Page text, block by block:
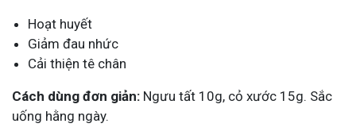
Hoạt huyết
Giảm đau nhức
Cải thiện tê chân
Cách dùng đơn giản: Ngưu tất 10g, cỏ xước 15g. Sắc
uống hằng ngày.